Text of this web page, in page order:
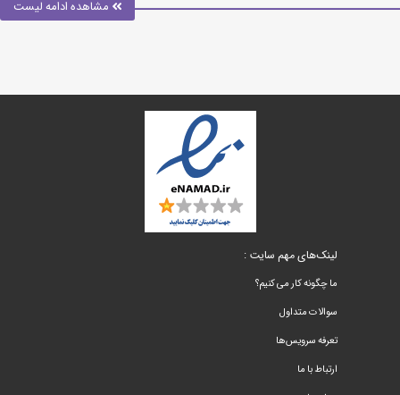
مشاهده ادامه لیست
لینک‌های مهم سایت :
ما چگونه کار می کنیم؟
سوالات متداول
تعرفه سرویس‌ها
ارتباط با ما